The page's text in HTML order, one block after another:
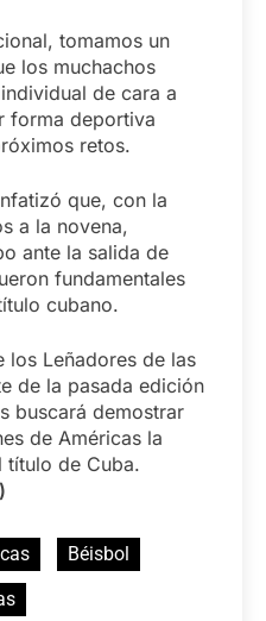
tomamos un
los muchachos
de cara a
forma deportiva
retos.
que, con la
a la novena,
ante la salida de
fundamentales
cubano.
los Leñadores de las
de la pasada edición
buscará demostrar
de Américas la
título de Cuba.
Béisbol